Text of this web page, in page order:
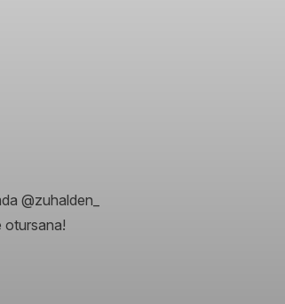
@zuhalden_
otursana!